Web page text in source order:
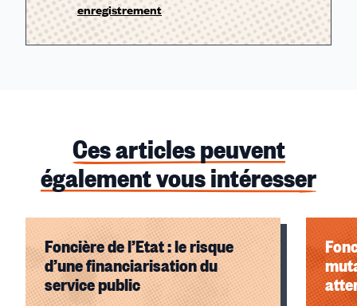
enregistrement
Ces articles peuvent
également vous intéresser
Foncière de l’Etat : le risque
d’une financiarisation du
service public